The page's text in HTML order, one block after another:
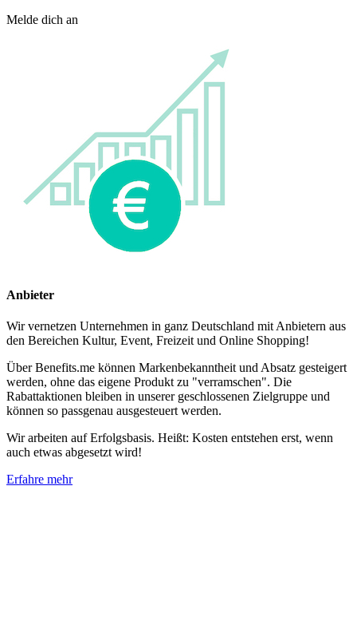
Melde dich an
Anbieter
Wir vernetzen Unternehmen in ganz Deutschland mit Anbietern aus
den Bereichen Kultur, Event, Freizeit und Online Shopping!
Über Benefits.me können Markenbekanntheit und Absatz gesteigert
werden, ohne das eigene Produkt zu "verramschen". Die
Rabattaktionen bleiben in unserer geschlossenen Zielgruppe und
können so passgenau ausgesteuert werden.
Wir arbeiten auf Erfolgsbasis. Heißt: Kosten entstehen erst, wenn
auch etwas abgesetzt wird!
Erfahre mehr